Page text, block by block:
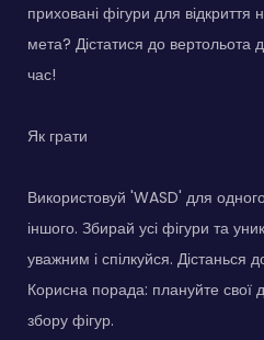
приховані фігури для відкриття
мета? Дістатися до вертольота
час!
Як грати
Використовуй 'WASD' для
іншого. Збирай усі фігури та
уважним і спілкуйся. Дістанься
Корисна порада: плануйте свої
збору фігур.